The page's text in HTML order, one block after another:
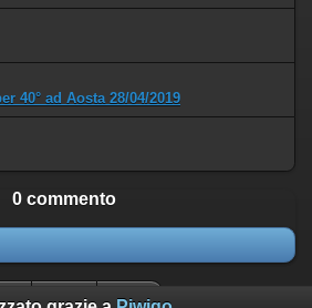
40° ad Aosta 28/04/2019
0 commento